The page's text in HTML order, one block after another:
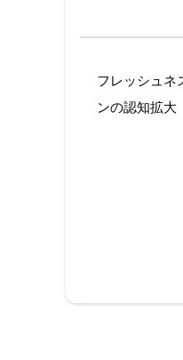
フレッシュネ
ンの認知拡大